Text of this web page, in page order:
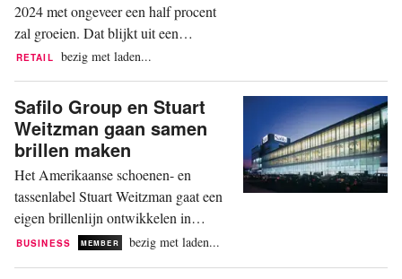
2024 met ongeveer een half procent
zal groeien. Dat blijkt uit een
persbericht van de bank. Voor dit jaar
In de groothandel blijft de groei
stabiel, met 1 procent dit jaar en circa
1,5 procent volgend jaar. Dat zijn
gematigde cijfers ten opzichte van
2021, toen de groei nog...
RETAIL bezig met laden...
Safilo Group en Stuart
Weitzman gaan samen
brillen maken
Het Amerikaanse schoenen- en
tassenlabel Stuart Weitzman gaat een
eigen brillenlijn ontwikkelen in
samenwerking met brillenproducent
BUSINESS MEMBER bezig met laden...